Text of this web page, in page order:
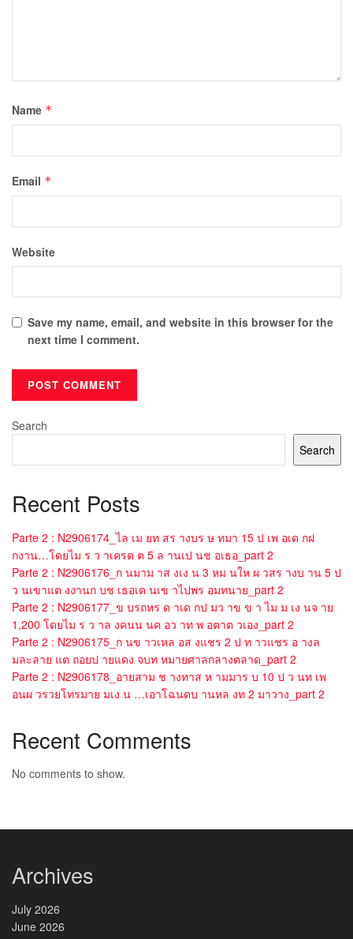
Name *
Email *
Website
Save my name, email, and website in this browser for the
next time I comment.
Search
Search
Recent Posts
Parte 2 : N2906174_ไล เม ยท สร างบร ษ ทมา 15 ป เพ อเด กฝ
กงาน…โดยไม ร ว าเครด ต 5 ล านเป นช อเธอ_part 2
Parte 2 : N2906176_ก นมาม าส งเง น 3 หม นให ผ วสร างบ าน 5 ป
ว นเขาแต งงานก บช เธอเด นเข าไปพร อมทนาย_part 2
Parte 2 : N2906177_ข บรถหร ด าเด กป มว าข ข า ไม ม เง นจ าย
1,200 โดยไม ร ว าล งคนน นค อว าท พ อตาต วเอง_part 2
Parte 2 : N2906175_ก นข าวเหล อส งแชร 2 ป ท าวแชร อ างล
มละลาย แต ถอยป ายแดง จบท หมายศาลกลางตลาด_part 2
Parte 2 : N2906178_อายสาม ช างทาส ห ามมาร บ 10 ป ว นท เพ
อนผ วรวยโทรมาย มเง น …เอาโฉนดบ านหล งท 2 มาวาง_part 2
Recent Comments
No comments to show.
Archives
July 2026
June 2026